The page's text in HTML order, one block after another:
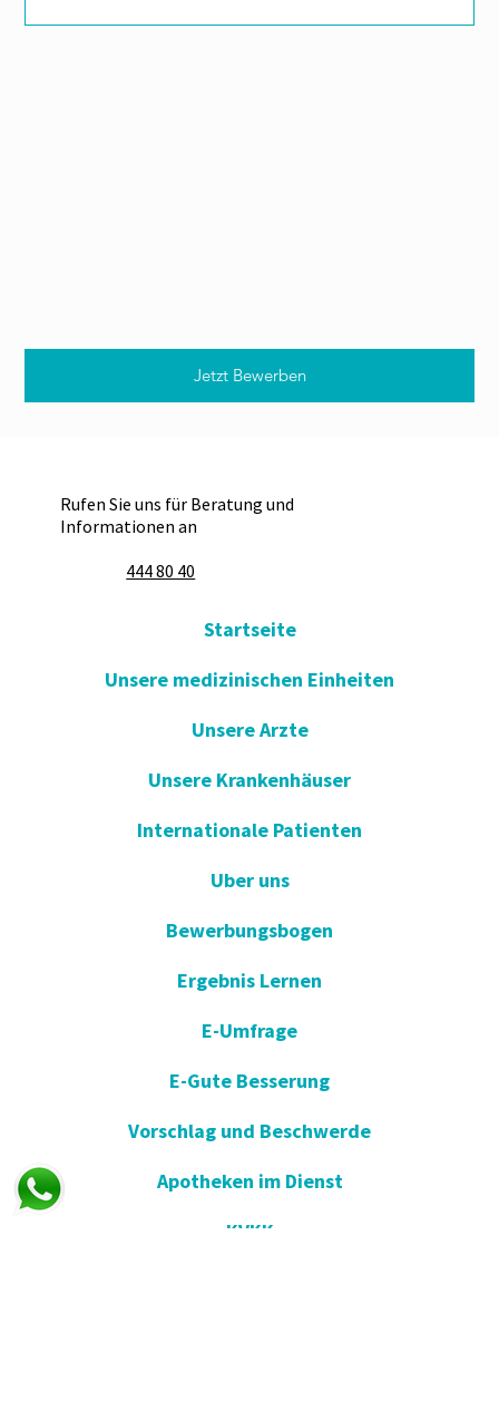
Jetzt Bewerben
Rufen Sie uns für Beratung und
Informationen an
444 80 40
Startseite
Unsere medizinischen Einheiten
Unsere Arzte
Unsere Krankenhäuser
Internationale Patienten
Uber uns
Bewerbungsbogen
Ergebnis Lernen
E-Umfrage
E-Gute Besserung
Vorschlag und Beschwerde
Apotheken im Dienst
KVKK